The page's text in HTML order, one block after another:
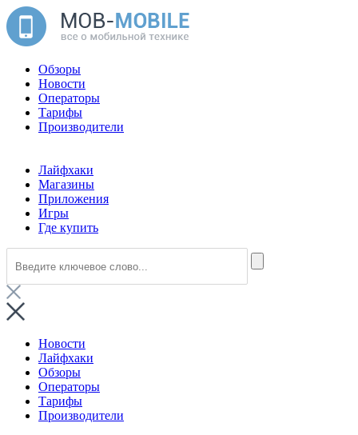
Обзоры
Новости
Операторы
Тарифы
Производители
Лайфхаки
Магазины
Приложения
Игры
Где купить
Новости
Лайфхаки
Обзоры
Операторы
Тарифы
Производители